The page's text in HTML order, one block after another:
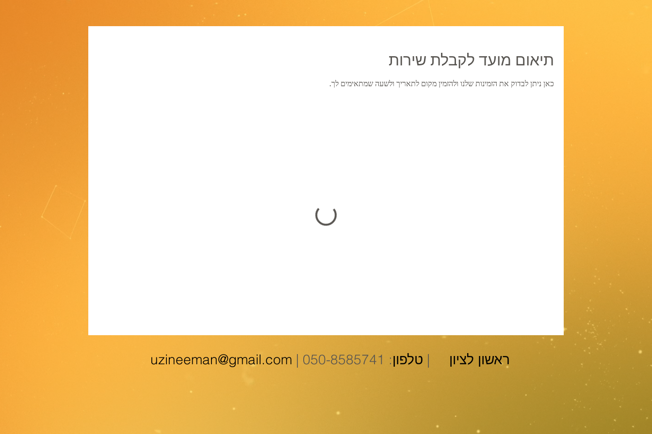
תיאום מועד לקבלת שירות
כאן ניתן לבדוק את הזמינות שלנו ולהזמין מקום לתאריך ולשעה שמתאימים לך.
uzineeman@gmail.com | ראשון לציון | טלפון: 050-8585741